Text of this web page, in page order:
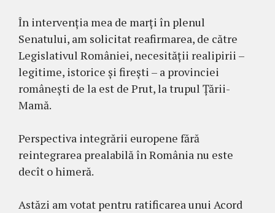
În intervenția mea de marți în plenul
Senatului, am solicitat reafirmarea, de către
Legislativul României, necesității realipirii –
legitime, istorice și firești – a provinciei
românești de la est de Prut, la trupul Țării-
Mamă.
Perspectiva integrării europene fără
reintegrarea prealabilă în România nu este
decît o himeră.
Astăzi am votat pentru ratificarea unui Acord